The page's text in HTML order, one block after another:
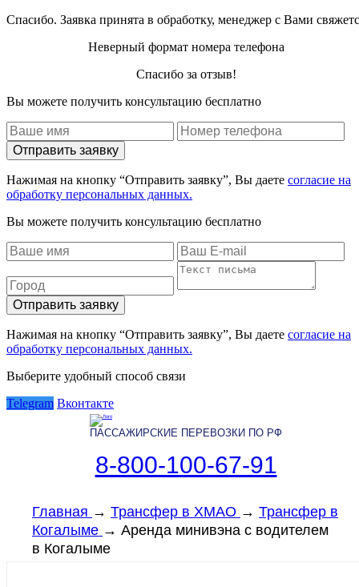
Спасибо. Заявка принята в обработку, менеджер с Вами
Неверный формат номера телефона
Спасибо за отзыв!
Вы можете получить консультацию бесплатно
Отправить заявку
Нажимая на кнопку “Отправить заявку”, Вы даете согласие на
обработку персональных данных.
Вы можете получить консультацию бесплатно
Отправить заявку
Нажимая на кнопку “Отправить заявку”, Вы даете согласие на
обработку персональных данных.
Выберите удобный способ связи
Telegram Вконтакте
ПАССАЖИРСКИЕ ПЕРЕВОЗКИ ПО РФ
8-800-100-67-91
Главная → Трансфер в ХМАО → Трансфер в
Когалыме → Аренда минивэна с водителем
в Когалыме